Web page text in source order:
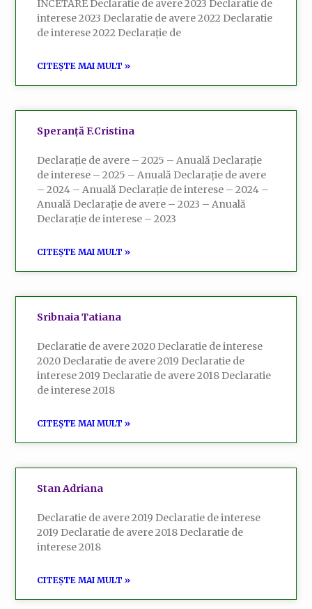
INCETARE Declaratie de avere 2023 Declaratie de
interese 2023 Declaratie de avere 2022 Declaratie
de interese 2022 Declarație de
CITEȘTE MAI MULT »
Speranță F.Cristina
Declarație de avere – 2025 – Anuală Declarație
de interese – 2025 – Anuală Declarație de avere
– 2024 – Anuală Declarație de interese – 2024 –
Anuală Declarație de avere – 2023 – Anuală
Declarație de interese – 2023
CITEȘTE MAI MULT »
Sribnaia Tatiana
Declaratie de avere 2020 Declaratie de interese
2020 Declaratie de avere 2019 Declaratie de
interese 2019 Declaratie de avere 2018 Declaratie
de interese 2018
CITEȘTE MAI MULT »
Stan Adriana
Declaratie de avere 2019 Declaratie de interese
2019 Declaratie de avere 2018 Declaratie de
interese 2018
CITEȘTE MAI MULT »